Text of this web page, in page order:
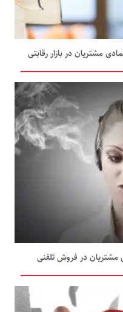
مشتریان در بازار رقابتی